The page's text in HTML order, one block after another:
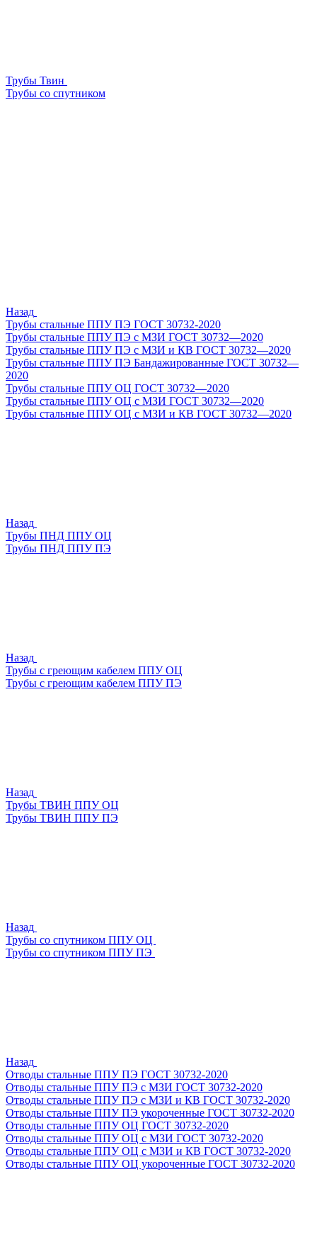
Трубы Твин
Трубы со спутником
Назад
Трубы стальные ППУ ПЭ ГОСТ 30732-2020
Трубы стальные ППУ ПЭ с МЗИ ГОСТ 30732—2020
Трубы стальные ППУ ПЭ с МЗИ и КВ ГОСТ 30732—2020
Трубы стальные ППУ ПЭ Бандажированные ГОСТ 30732—
2020
Трубы стальные ППУ ОЦ ГОСТ 30732—2020
Трубы стальные ППУ ОЦ с МЗИ ГОСТ 30732—2020
Трубы стальные ППУ ОЦ с МЗИ и КВ ГОСТ 30732—2020
Назад
Трубы ПНД ППУ ОЦ
Трубы ПНД ППУ ПЭ
Назад
Трубы с греющим кабелем ППУ ОЦ
Трубы с греющим кабелем ППУ ПЭ
Назад
Трубы ТВИН ППУ ОЦ
Трубы ТВИН ППУ ПЭ
Назад
Трубы со спутником ППУ ОЦ
Трубы со спутником ППУ ПЭ
Назад
Отводы стальные ППУ ПЭ ГОСТ 30732-2020
Отводы стальные ППУ ПЭ с МЗИ ГОСТ 30732-2020
Отводы стальные ППУ ПЭ с МЗИ и КВ ГОСТ 30732-2020
Отводы стальные ППУ ПЭ укороченные ГОСТ 30732-2020
Отводы стальные ППУ ОЦ ГОСТ 30732-2020
Отводы стальные ППУ ОЦ с МЗИ ГОСТ 30732-2020
Отводы стальные ППУ ОЦ с МЗИ и КВ ГОСТ 30732-2020
Отводы стальные ППУ ОЦ укороченные ГОСТ 30732-2020